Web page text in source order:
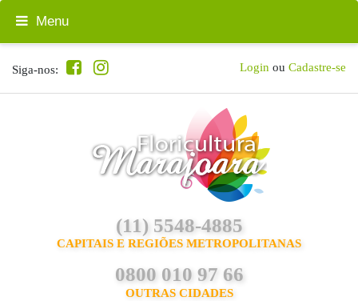
Siga-nos: Login ou Cadastre-se
(11) 5548-4885
CAPITAIS E REGIÕES METROPOLITANAS
0800 010 97 66
OUTRAS CIDADES
Menu